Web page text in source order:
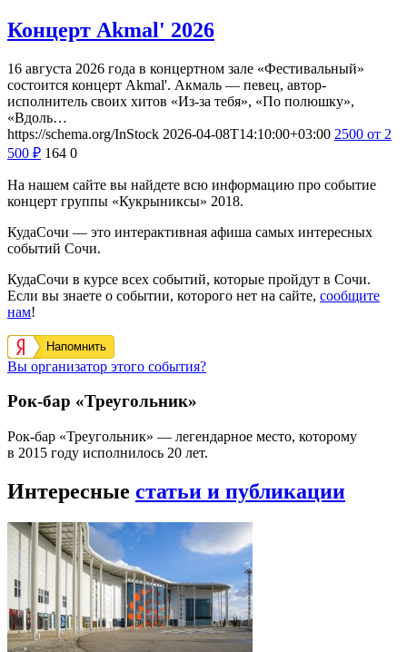
Концерт Akmal' 2026
16 августа 2026 года в концертном зале «Фестивальный»
состоится концерт Akmal'. Акмаль — певец, автор-
исполнитель своих хитов «Из-за тебя», «По полюшку»,
«Вдоль…
https://schema.org/InStock 2026-04-08T14:10:00+03:00 2500 от 2
500 ₽ 164 0
На нашем сайте вы найдете всю информацию про событие
концерт группы «Кукрыниксы» 2018.
КудаСочи — это интерактивная афиша самых интересных
событий Сочи.
КудаСочи в курсе всех событий, которые пройдут в Сочи.
Если вы знаете о событии, которого нет на сайте, сообщите
нам!
Напомнить
Вы организатор этого события?
Рок-бар «Треугольник»
Рок-бар «Треугольник» — легендарное место, которому
в 2015 году исполнилось 20 лет.
Интересные статьи и публикации